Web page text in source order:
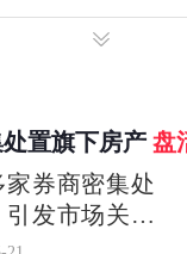
置旗下房产 盘
券商密集处
发市场关
现，中原证